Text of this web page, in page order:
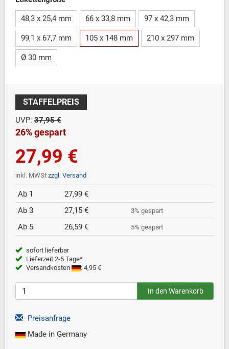
48,3 x 25,4 mm 66 x 33,8 mm 97 x 42,3 mm
99,1 x 67,7 mm 105 x 148 mm 210 x 297 mm
Ø 30 mm
STAFFELPREIS
UVP: 37,95 €
26% gespart
27,99 €
inkl. MWSt zzgl. Versand
Ab 1
27,99 €
Ab 3
27,15 € 3% gespart
Ab 5 26,59 € 5% gespart
sofort lieferbar
Lieferzeit 2-5 Tage*
Versandkosten
: 4,95 €
Preisanfrage
Made in Germany